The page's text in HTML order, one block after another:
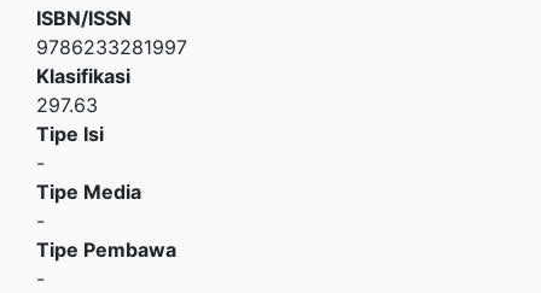
ISBN/ISSN
9786233281997
Klasifikasi
297.63
Tipe Isi
-
Tipe Media
-
Tipe Pembawa
-